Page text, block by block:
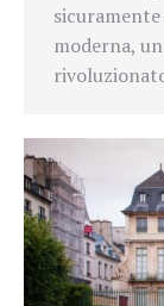
moderna,